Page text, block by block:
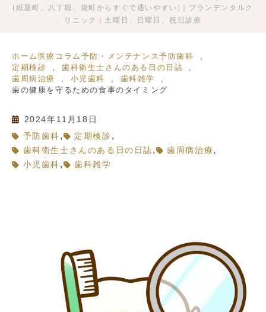
(紙屋町、八丁堀、袋町からすぐで通いやすい)｜ブランデンタルク
リニック｜土曜日、日曜日、祝日診療
ホーム 医療コラム 予防・メンテナンス予防歯科
定期検診
歯科衛生士さんのある日の日誌
歯周病治療
小児歯科
歯科雑学
歯の健康を守るための食事のタイミング
2024年11月18日
予防歯科 , 定期検診 ,
歯科衛生士さんのある日の日誌 , 歯周病治療 ,
小児歯科 , 歯科雑学